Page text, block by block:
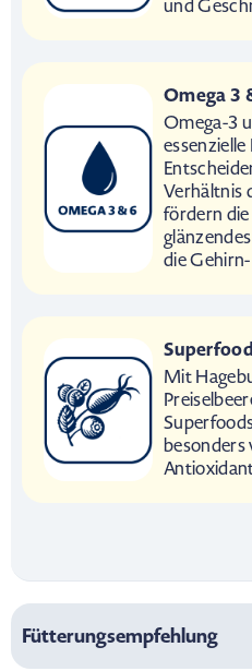
und
Omega 3
Omega-3
Verhältnis
fördern
die
Superfood
Mit
besonders
Fütterungsempfehlung